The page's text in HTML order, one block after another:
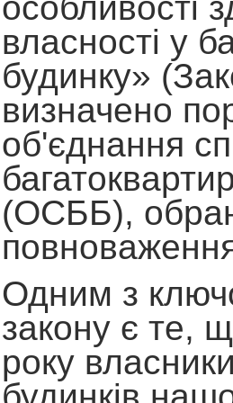
власності у
будинку»
визначено
об'єднання
(ОСББ),
Одним з
закону є те,
року